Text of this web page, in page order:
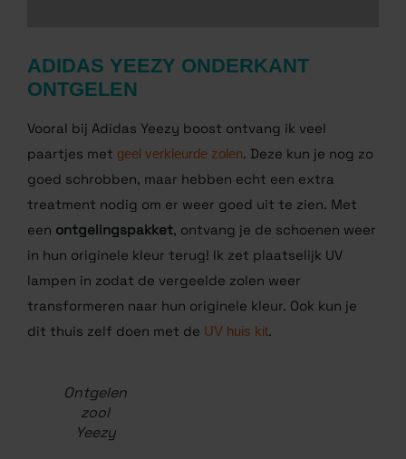
ONTGELEN
Vooral bij Adidas Yeezy boost ontvang ik veel
paartjes metgeel verkleurde zolen. Deze kun je
nog zo goed schrobben, maar hebben echt een
extra treatment nodig om er weer goed uit te zien.
Met eenontgelingspakket, ontvang je de schoenen
weer in hun originele kleur terug! Ik zet plaatselijk UV
lampen in zodat de vergeelde zolen weer
Ontgelen